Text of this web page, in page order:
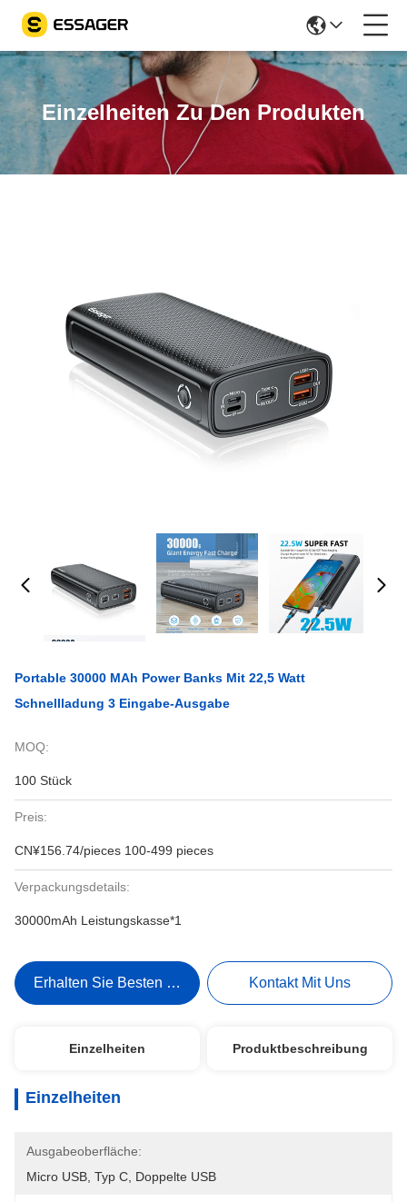
Einzelheiten Zu Den Produkten
Portable 30000 MAh Power Banks Mit 22,5 Watt
Schnellladung 3 Eingabe-Ausgabe
MOQ:
100 Stück
Preis:
CN¥156.74/pieces 100-499 pieces
Verpackungsdetails:
30000mAh Leistungskasse*1
Erhalten Sie Besten Preis Kontakt Mit Uns
Einzelheiten Produktbeschreibung
Einzelheiten
Ausgabeoberfläche:
Micro USB, Typ C, Doppelte USB